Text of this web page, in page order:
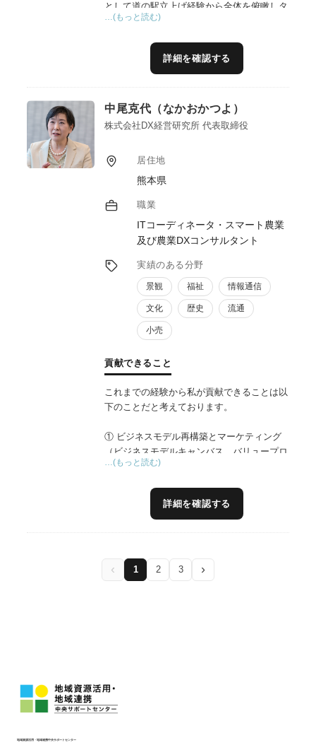
として道の駅立上げ経験から全体を俯瞰しタ
ーゲット、ポジショニング、コンセプト設計
げ、直売所支援、観光農園支援の実績がござ
自社ドメインとして広告事業を25年以上関わ
っており効果的なプロモーションと実店舗販
…(もっと読む)
詳細を確認する
中尾克代（なかおかつよ）
株式会社DX経営研究所 代表取締役
居住地
熊本県
職業
ITコーディネータ・スマート農業
及び農業DXコンサルタント
実績のある分野
景観 福祉 情報通信
文化 歴史 流通
小売
貢献できること
これまでの経験から私が貢献できることは以
下のことだと考えております。
① ビジネスモデル再構築とマーケティング
（ビジネスモデルキャンバス、バリュープロ
ポジションキャンバス）
環境・内部環境を把握したうえで、価値創造
という視点でビジネスモデルの再構築を図り
値提案」「チャネル」「顧客との関係性」
ヒアリングし、対話を通して文書化すること
に貢献できると思います。パーパスがしっか
…(もっと読む)
詳細を確認する
‹ 1 2 3 ›
地域資源活用・地域連携中央サポートセンター